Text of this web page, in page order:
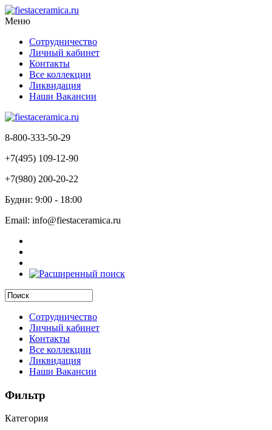
Меню
Сотрудничество
Личный кабинет
Контакты
Все коллекции
Ликвидация
Наши Вакансии
8-800-333-50-29
+7(495) 109-12-90
+7(980) 200-20-22
Будни: 9:00 - 18:00
Email: info@fiestaceramica.ru
Сотрудничество
Личный кабинет
Контакты
Все коллекции
Ликвидация
Наши Вакансии
Фильтр
Категория